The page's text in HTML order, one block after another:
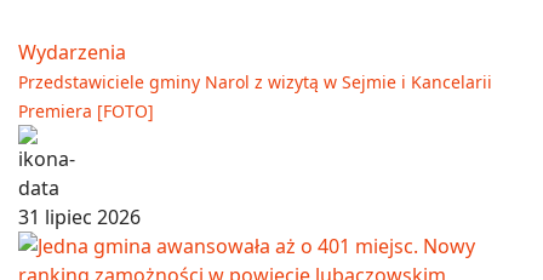
Wydarzenia
Przedstawiciele gminy Narol z wizytą w Sejmie i Kancelarii
Premiera [FOTO]
31 lipiec 2026